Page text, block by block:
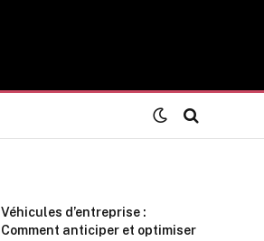
Véhicules d’entreprise :
Comment anticiper et optimiser